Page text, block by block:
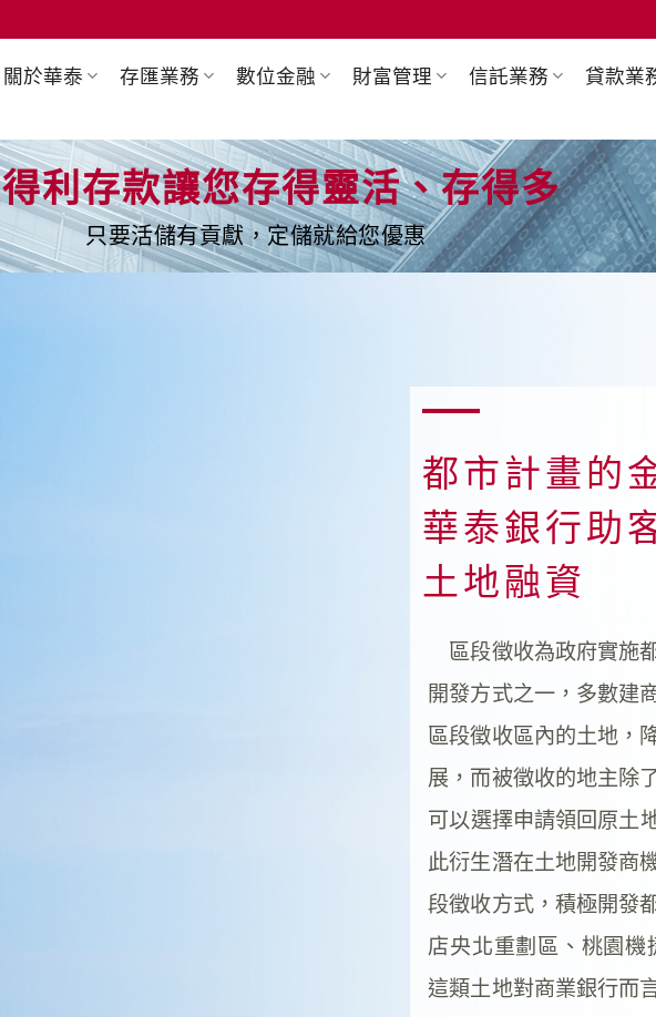
關於華泰 存匯業務 數位金融 財富管理 信託業務 貸款業
利存款讓您存得靈活、存得多
只要活儲有貢獻，定儲就給您優惠
都市計畫的
華泰銀行助
土地融資
區段徵收為政府實施
開發方式之一，多數建
區段徵收區內的土地，
展，而被徵收的地主除
可以選擇申請領回原土
此衍生潛在土地開發商
段徵收方式，積極開發
店央北重劃區、桃園
這類土地對商業銀行而